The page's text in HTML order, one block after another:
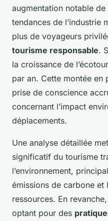
augmentation notable de
tendances de l’industrie
plus de voyageurs
tourisme responsable.
la croissance de
par an. Cette montée en
prise de conscience
concernant l’impact
déplacements.
Une analyse détaillée
significatif du tourisme
l’environnement,
émissions de carbone et
ressources. En
optant pour des